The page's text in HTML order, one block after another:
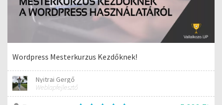
Wordpress Mesterkurzus Kezdőknek!
Nyitrai Gergő
Weblapfejlesztő